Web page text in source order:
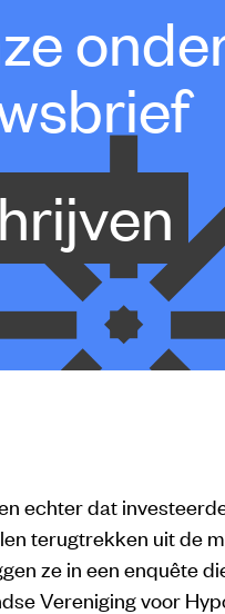
echter dat
terugtrekken uit de
ze in een enquête
Vereniging voor